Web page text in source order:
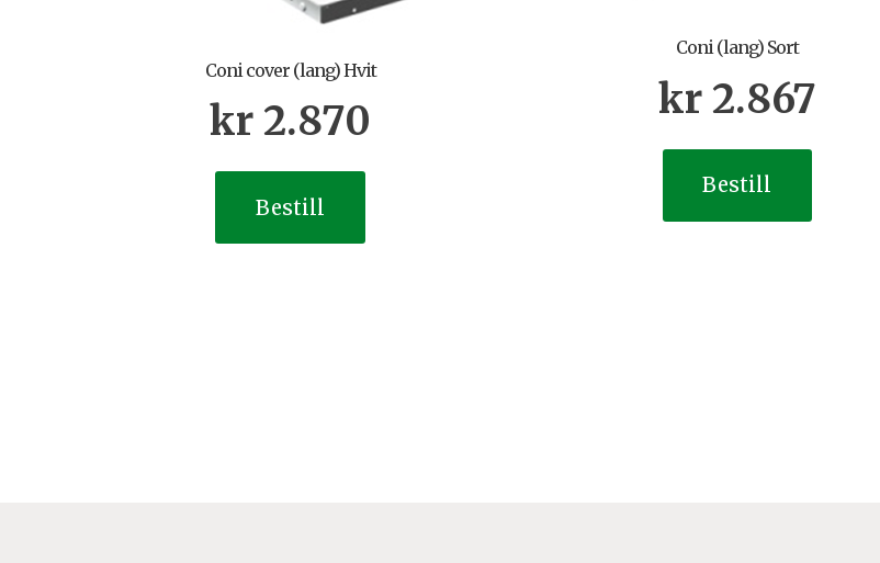
Coni cover (lang) Hvit
kr 2.870
Bestill
Coni (lang) Sort
kr2.867
Bestill